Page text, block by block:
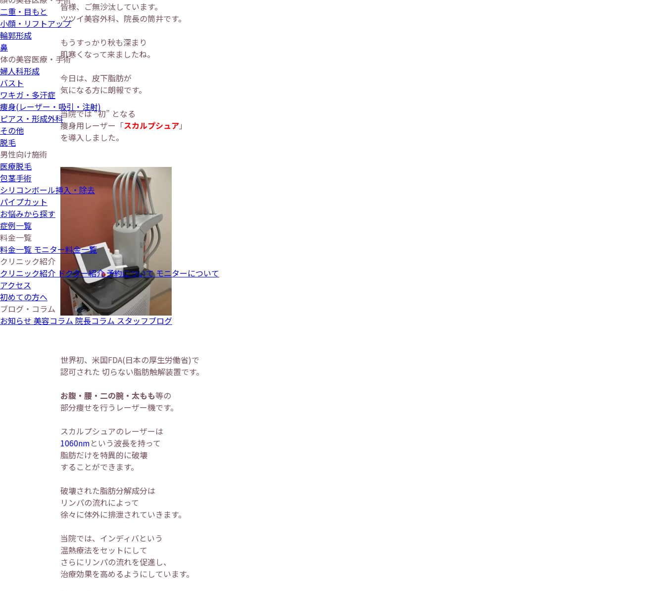
二重・目もと
小顔・リフトアップ
輪郭形成
鼻
体の美容医療・手術
婦人科形成
バスト
ワキガ・多汗症
痩身(レーザー・吸引・注射)
ピアス・形成外科
その他
脱毛
男性向け施術
医療脱毛
包茎手術
シリコンボール挿入・除去
パイプカット
お悩みから探す
症例一覧
料金一覧
料金一覧 モニター料金一覧
クリニック紹介
クリニック紹介 ドクター紹介予約についてモニターについて
アクセス
初めての方へ
ブログ・コラム
お知らせ 美容コラム 院長コラム スタッフブログ
皆様、ご無沙汰しています。
ツツイ美容外科、院長の筒井です。
もうすっかり秋も深まり
肌寒くなって来ましたね。
今日は、皮下脂肪が
気になる方に朗報です。
当院では “初” となる
痩身用レーザー「スカルプシュア」
を導入しました。
世界初、米国FDA(日本の厚生労働省)で
認可された 切らない脂肪触解装置です。
お腹・腰・二の腕・太もも等の
部分痩せを行うレーザー機です。
スカルプシュアのレーザーは
1060nmという波長を持って
脂肪だけを特異的に破壊
することができます。
破壊された脂肪分解成分は
リンパの流れによって
徐々に体外に排泄されていきます。
当院では、インディバという
温熱療法をセットにして
さらにリンパの流れを促進し、
治療効果を高めるようにしています。